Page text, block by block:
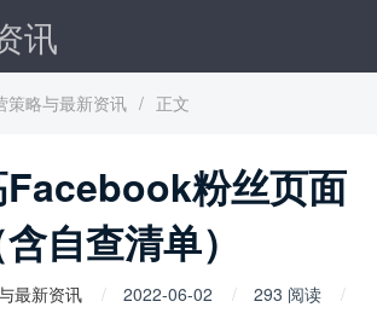
讯
策略与最新资讯 / 正文
粉丝页面
自查清单）
最新资讯 2022-06-02
293 阅读